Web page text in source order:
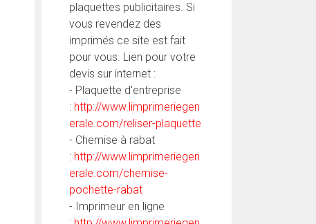
plaquettes publicitaires. Si
vous revendez des
imprimés ce site est fait
pour vous. Lien pour votre
devis sur internet :
- Plaquette d'entreprise
: http://www.limprimeriegen
erale.com/reliser-plaquette
- Chemise à rabat
: http://www.limprimeriegen
erale.com/chemise-
pochette-rabat
- Imprimeur en ligne